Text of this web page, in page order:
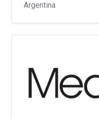
Argentina